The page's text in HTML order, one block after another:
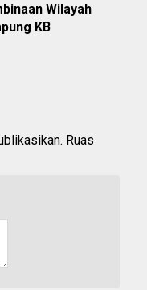
Wilayah
KB
Ruas